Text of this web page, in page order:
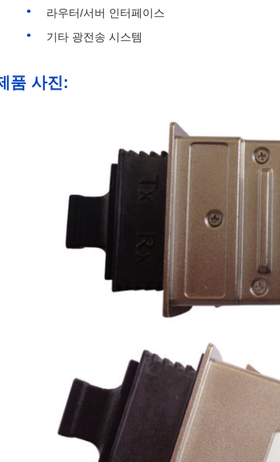
라우터/서버 인터페이스
기타 광전송 시스템
품 사진: